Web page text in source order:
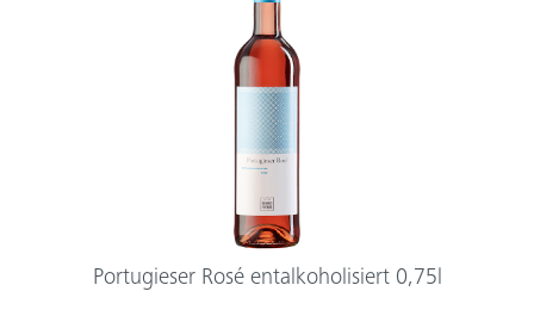
Portugieser Rosé entalkoholisiert 0,75l